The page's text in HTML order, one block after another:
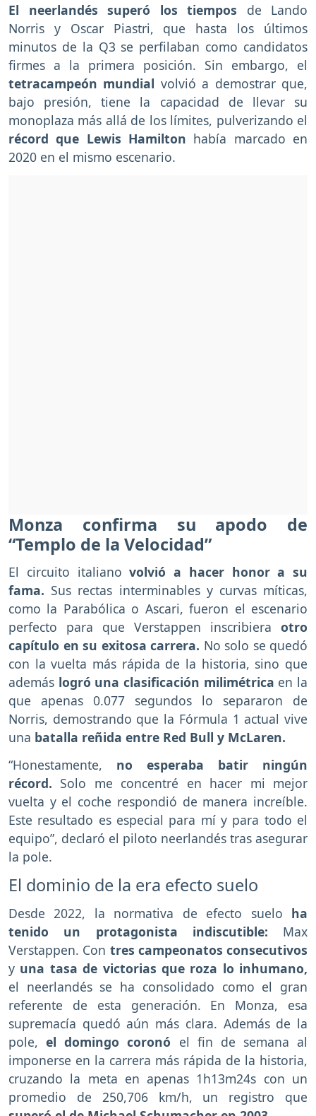
El neerlandés superó los tiempos de Lando
Norris y Oscar Piastri, que hasta los últimos
minutos de la Q3 se perfilaban como candidatos
firmes a la primera posición. Sin embargo, el
tetracampeón mundial volvió a demostrar que,
bajo presión, tiene la capacidad de llevar su
monoplaza más allá de los límites, pulverizando el
récord que Lewis Hamilton había marcado en
2020 en el mismo escenario.
Monza confirma su apodo de
“Templo de la Velocidad”
El circuito italianovolvió a hacer honor a su
fama. Sus rectas interminables y curvas míticas,
como la Parabólica o Ascari, fueron el escenario
perfecto para que Verstappen inscribiera otro
capítulo en su exitosa carrera. No solo se quedó
con la vuelta más rápida de la historia, sino que
además logró una clasificación milimétrica en la
que apenas 0.077 segundos lo separaron de
Norris, demostrando que la Fórmula 1 actual vive
una batalla reñida entre Red Bull y McLaren.
“Honestamente, no esperaba batir ningún
récord. Solo me concentré en hacer mi mejor
vuelta y el coche respondió de manera increíble.
Este resultado es especial para mí y para todo el
equipo”, declaró el piloto neerlandés tras asegurar
la pole.
El dominio de la era efecto suelo
Desde 2022, la normativa de efecto suelo ha
tenido un protagonista indiscutible: Max
Verstappen. Con tres campeonatos consecutivos
y una tasa de victorias que roza lo inhumano,
el neerlandés se ha consolidado como el gran
referente de esta generación. En Monza, esa
supremacía quedó aún más clara. Además de la
pole,el domingo coronó el fin de semana al
imponerse en la carrera más rápida de la historia,
cruzando la meta en apenas 1h13m24s con un
promedio de 250,706 km/h, un registro que